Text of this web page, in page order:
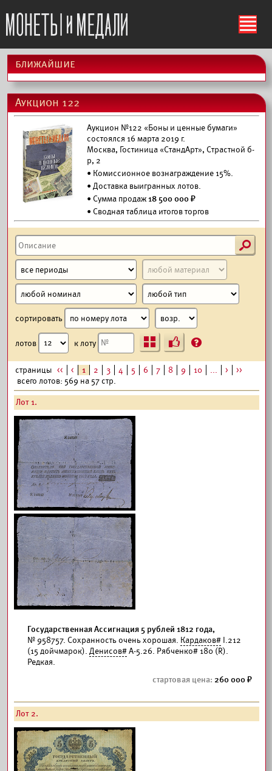
ś
ближайшие
Аукцион 122
Аукцион №122 «Боны и ценные бумаги»
состоялся 16 марта 2019 г.
Москва, Гостиница «СтандАрт», Страстной б-
р, 2
• Комиссионное вознаграждение 15%.
• Доставка выигранных лотов.
• Сумма продаж18 500 000 ₽
• Сводная таблица итогов торгов
s
сортировать
лотов к лоту Ъ ?
страницы << < 1 2 3 4 5 6 7 8 9 10 ... >
>>
всего лотов: 569 на 57 стр.
Лот 1.
Государственная Ассигнация 5 рублей 1812 года,
№ 958757. Сохранность очень хорошая. Кардаков# I.212
(15 дойчмарок). Денисов#А-5.26. Рябченко# 180 (R).
Редкая.
260 000
Лот 2.